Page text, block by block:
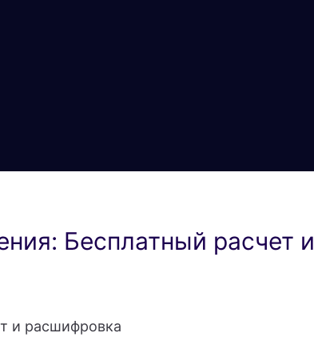
Бесплатный расчет и
и расшифровка